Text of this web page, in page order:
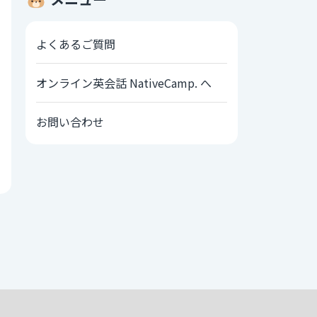
よくあるご質問
オンライン英会話 NativeCamp. へ
お問い合わせ